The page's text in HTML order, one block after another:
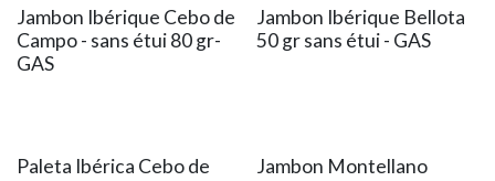
Jambon Ibérique Cebo de
Campo - sans étui 80 gr-
GAS
Jambon Ibérique Bellota
50 gr sans étui - GAS
Paleta Ibérica Cebo de
Jambon Montellano